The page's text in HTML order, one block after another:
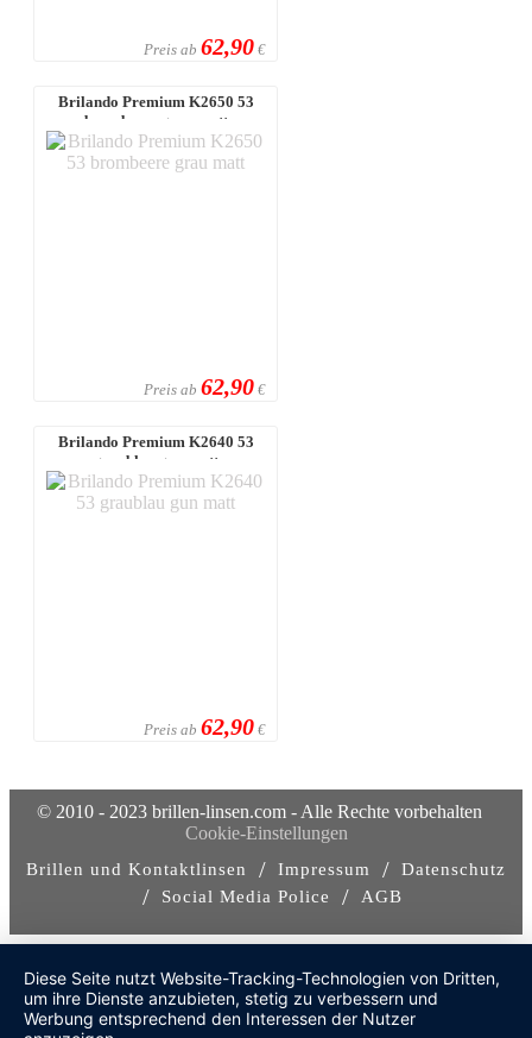
Preis ab 62,90 €
Brilando Premium K2650 53
brombeere grau matt
Preis ab 62,90 €
Brilando Premium K2640 53
graublau gun matt
Preis ab 62,90 €
© 2010 - 2023 brillen-linsen.com - Alle Rechte vorbehalten
Cookie-Einstellungen
Brillen und Kontaktlinsen / Impressum / Datenschutz
/ Social Media Police / AGB
Diese Seite nutzt Website-Tracking-Technologien von Dritten,
um ihre Dienste anzubieten, stetig zu verbessern und
Werbung entsprechend den Interessen der Nutzer